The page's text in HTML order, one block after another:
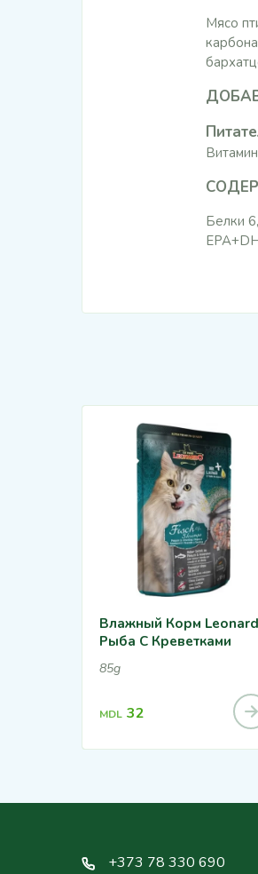
Мясо
Белки
Влажный Корм
Рыба С Креветками
85g
MDL 32
+373 78 330 690